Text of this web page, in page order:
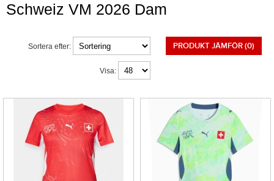
Schweiz VM 2026 Dam
PRODUKT JÄMFÖR (0)
Sortera efter:
Visa: